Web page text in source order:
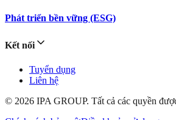
Phát triển bền vững (ESG)
Kết nối
Tuyển dụng
Liên hệ
© 2026 IPA GROUP. Tất cả các quyền